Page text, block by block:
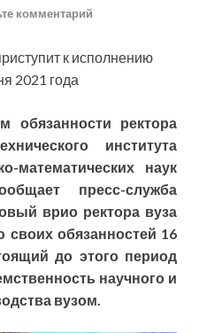
комментарий
к исполнению
2021 года
обязанности ректора
института
математических наук
пресс-служба
врио ректора вуза
своих обязанностей 16
до этого период
научного и
вузом.